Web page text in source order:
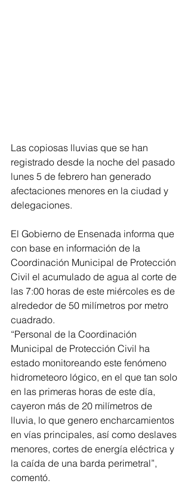
Las copiosas lluvias que se han
registrado desde la noche del pasado
lunes 5 de febrero han generado
afectaciones menores en la ciudad y
delegaciones.
El Gobierno de Ensenada informa que
con base en información de la
Coordinación Municipal de Protección
Civil el acumulado de agua al corte de
las 7:00 horas de este miércoles es de
alrededor de 50 milímetros por metro
cuadrado.
“Personal de la Coordinación
Municipal de Protección Civil ha
estado monitoreando este fenómeno
hidrometeoro lógico, en el que tan solo
en las primeras horas de este día,
cayeron más de 20 milímetros de
lluvia, lo que genero encharcamientos
en vías principales, así como deslaves
menores, cortes de energía eléctrica y
la caída de una barda perimetral”,
comentó.